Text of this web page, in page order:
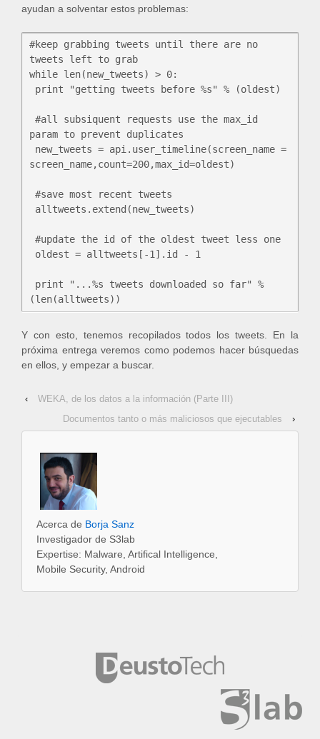
ayudan a solventar estos problemas:
#keep grabbing tweets until there are no
tweets left to grab
while len(new_tweets) > 0:
param to prevent duplicates
screen_name,count=200,max_id=oldest)
Y con esto, tenemos recopilados todos los tweets. En la
próxima entrega veremos como podemos hacer búsquedas
en ellos, y empezar a buscar.
‹
WEKA, de los datos a la información (Parte III)
Documentos tanto o más maliciosos que ejecutables
›
Acerca de Borja Sanz
Investigador de S3lab
Expertise: Malware, Artifical Intelligence,
Mobile Security, Android